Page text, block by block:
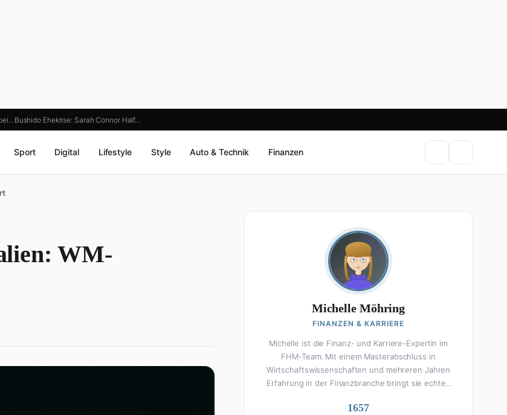
Bushido Ehekrise: Sarah Connor Half…
Sport Digital Lifestyle Style Auto & Technik Finanzen
WM-
Michelle Möhring
FINANZEN & KARRIERE
Michelle ist die Finanz- und Karriere-Expertin im
FHM-Team. Mit einem Masterabschluss in
Wirtschaftswissenschaften und mehreren Jahren
Erfahrung in der Finanzbranche bringt sie echtes
Bei Michelle klingt Altersvorsorge nicht wie eine
1657